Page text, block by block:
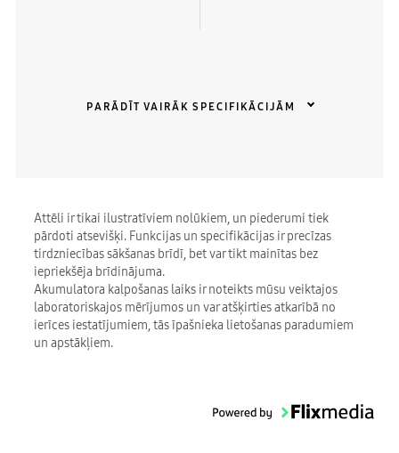
PARĀDĪT VAIRĀK SPECIFIKĀCIJĀM
Attēli ir tikai ilustratīviem nolūkiem, un piederumi tiek
pārdoti atsevišķi. Funkcijas un specifikācijas ir precīzas
tirdzniecības sākšanas brīdī, bet var tikt mainītas bez
iepriekšēja brīdinājuma.
Akumulatora kalpošanas laiks ir noteikts mūsu veiktajos
laboratoriskajos mērījumos un var atšķirties atkarībā no
ierīces iestatījumiem, tās īpašnieka lietošanas paradumiem
un apstākļiem.